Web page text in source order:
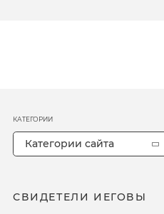
СВИДЕТЕЛИ ИЕГОВЫ
КАТЕГОРИИ
Категории сайта